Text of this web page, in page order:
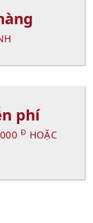
phí
Đ HOẶC